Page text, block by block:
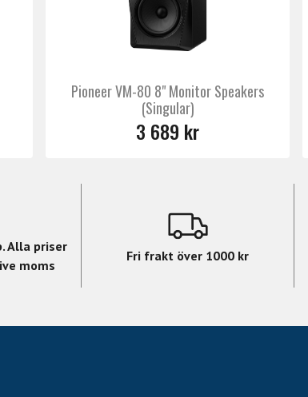
Pioneer VM-80 8" Monitor Speakers
(Singular)
3 689 kr
Alla priser
moms
Fri frakt över 1000 kr